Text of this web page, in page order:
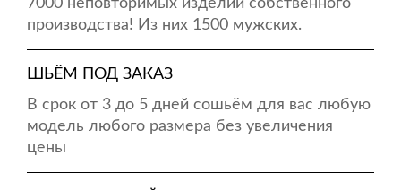
7000 неповторимых изделий собственного
производства! Из них 1500 мужских.
ШЬЁМ ПОД ЗАКАЗ
В срок от 3 до 5 дней сошьём для вас любую
модель любого размера без увеличения
цены